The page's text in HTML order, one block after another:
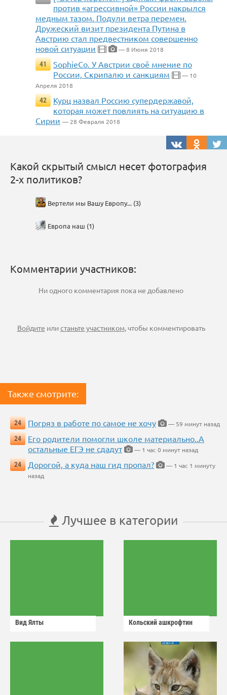
против «агрессивной» России накрылся
медным тазом. Подули ветра перемен.
Дружеский визит президента Путина в
Австрию стал предвестником совершенно
новой ситуации
— 8 Июня 2018
41
SophieCo. У Австрии своё мнение по
России, Скрипалю и санкциям
— 10
Апреля 2018
42
Курц назвал Россию супердержавой,
которая может повлиять на ситуацию в
Сирии — 28 Февраля 2018
Какой скрытый смысл несет фотография
2-х политиков?
Вертели мы Вашу Европу... (3)
Европа наш (1)
Комментарии участников:
Ни одного комментария пока не добавлено
Войдите илистаньте участником, чтобы комментировать
Также смотрите:
24 Погряз в работе по самое не хочу
— 59 минут назад
24
Его родители помогли школе материально..А
остальные ЕГЭ не сдадут
— 1 час 0 минут назад
24
Дорогой, а куда наш гид пропал?
— 1 час 1 минуту
назад
Лучшее в категории
Вид Ялты Кольский ашкрофтин